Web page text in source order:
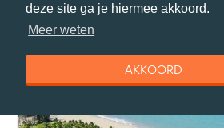
deze site ga je hiermee akkoord.
Meer weten
AKKOORD
Alle reizen van